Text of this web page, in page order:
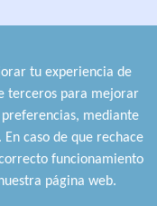
tu experiencia de
terceros para mejorar
mediante
caso de que rechace
funcionamiento
página web.